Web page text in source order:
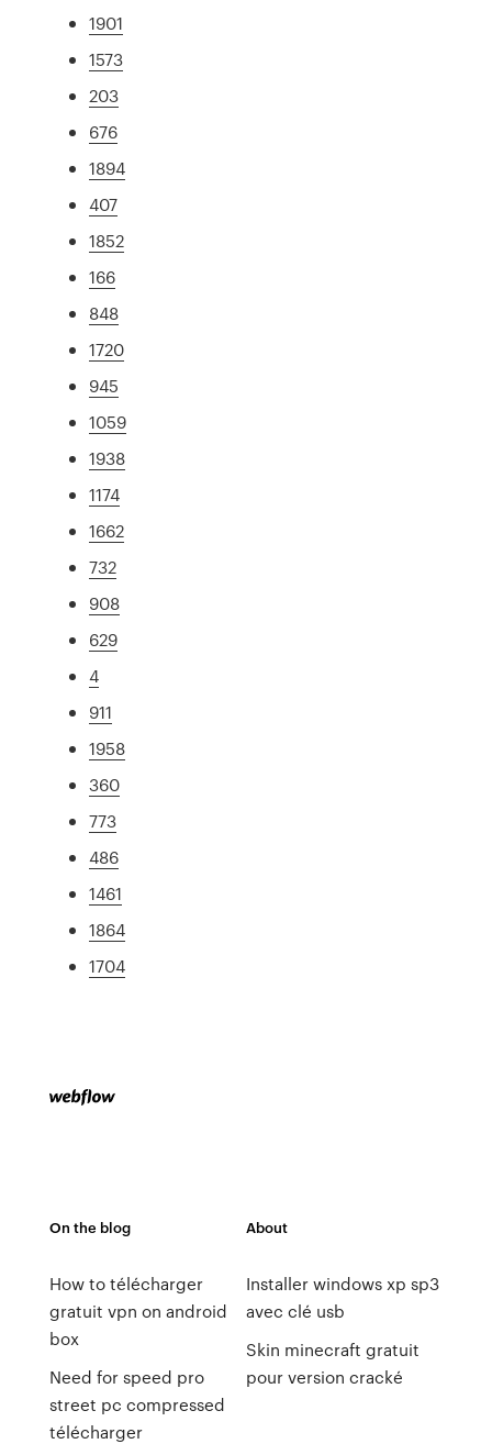
1901
1573
203
676
1894
407
1852
166
848
1720
945
1059
1938
1174
1662
732
908
629
4
911
1958
360
773
486
1461
1864
1704
On the blog
How to télécharger
gratuit vpn on android
box
Need for speed pro
street pc compressed
télécharger
About
Installer windows xp sp3
avec clé usb
Skin minecraft gratuit
pour version cracké